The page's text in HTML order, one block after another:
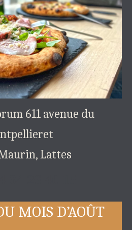
611 avenue du
Lattes
MOIS D’AOÛT